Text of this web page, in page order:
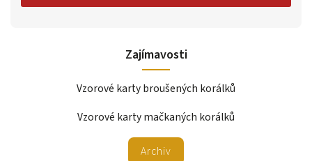
Zajímavosti
Vzorové karty broušených korálků
Vzorové karty mačkaných korálků
Archiv